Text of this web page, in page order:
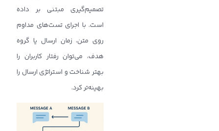
تصمیم‌گیری مبتنی بر داده
است. با اجرای تست‌های مداوم
روی متن، زمان ارسال یا گروه
هدف، می‌توان رفتار کاربران را
بهتر شناخت و استراتژی ارسال را
بهینه‌تر کرد.